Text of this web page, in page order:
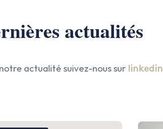
actualités
actualité suivez-nous sur linkedin